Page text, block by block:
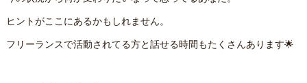
ヒントがここにあるかもしれません。
フリーランスで活動されてる方と話せる時間もたくさんあります🌟